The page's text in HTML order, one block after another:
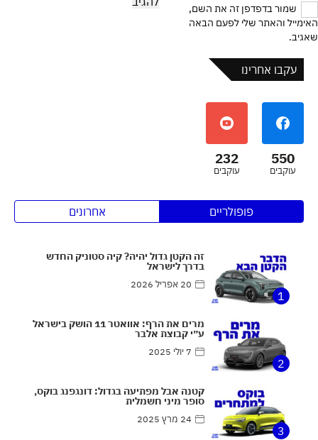
שמור בדפדפן זה את השם,
האימייל והאתר שלי לפעם הבאה
שאגיב.
עקבו אחרינו
550
עוקבים
232
עוקבים
פופולריים אחרונים
1
זה הקטן גדול יהיה? קיה סטוניק החדש
בדרך לישראל
20 אפריל 2026
2
מרים את הרף: אוואטר 11 הושק בישראל
ע״י קבוצת אלבר
7 יולי 2025
3
קטנה אבל מפתיעה בגדול: דונגפנג בוקס,
סופר מיני חשמלית
24 מרץ 2025